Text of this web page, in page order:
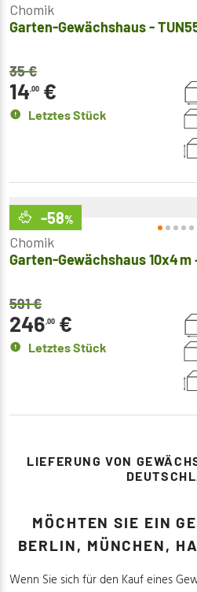
Chomik
Garten-Gewächshaus -
35€
14,00 €
Letztes Stück
-58%
Chomik
Garten-Gewächshaus 10x4 m
591€
246,00 €
Letztes Stück
LIEFERUNG VON
MÖCHTEN SIE EIN
BERLIN, MÜNCHEN,
Wenn Sie sich für den Kauf eines